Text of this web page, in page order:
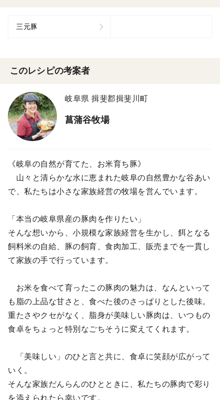
三元豚
このレシピの考案者
岐阜県 揖斐郡揖斐川町
菖蒲谷牧場
《岐阜の自然が育てた、お米育ち豚》
山々と清らかな水に恵まれた岐阜の自然豊かな谷あい
で、私たちは小さな家族経営の牧場を営んでいます。
「本当の岐阜県産の豚肉を作りたい」
そんな想いから、小規模な家族経営を生かし、餌となる
飼料米の自給、豚の飼育、食肉加工、販売までを一貫し
て家族の手で行っています。
お米を食べて育ったこの豚肉の魅力は、なんといって
も脂の上品な甘さと、食べた後のさっぱりとした後味。
重たさやクセがなく、脂身が美味しい豚肉は、いつもの
食卓をちょっと特別なごちそうに変えてくれます。
「美味しい」のひと言と共に、食卓に笑顔が広がって
いく。
そんな家族だんらんのひとときに、私たちの豚肉で彩り
を添えられたら幸いです。